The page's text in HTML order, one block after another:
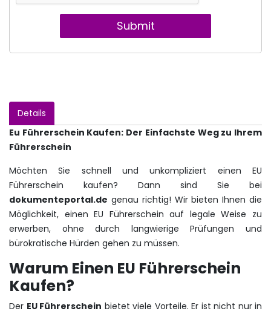
Submit
Details
Eu Führerschein Kaufen: Der Einfachste Weg zu Ihrem
Führerschein
Möchten Sie schnell und unkompliziert einen EU
Führerschein kaufen? Dann sind Sie bei
dokumenteportal.de genau richtig! Wir bieten Ihnen die
Möglichkeit, einen EU Führerschein auf legale Weise zu
erwerben, ohne durch langwierige Prüfungen und
bürokratische Hürden gehen zu müssen.
Warum Einen EU Führerschein
Kaufen?
Der EU Führerschein bietet viele Vorteile. Er ist nicht nur in